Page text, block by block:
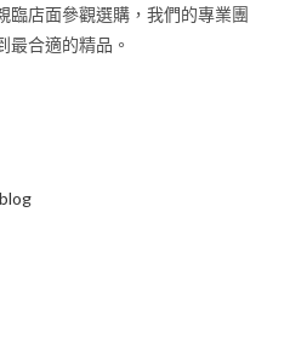
臨店面參觀選購，我們的專業團
最合適的精品。